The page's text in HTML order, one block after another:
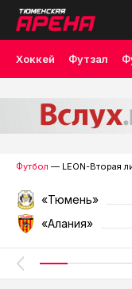
Хоккей Футзал
Футбол — LEON-Вторая
«Тюмень»
«Алания»